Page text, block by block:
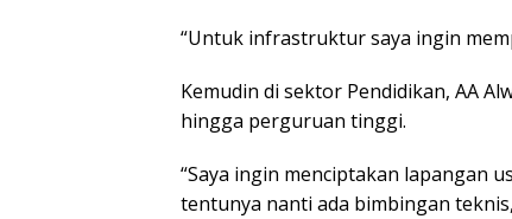
“Untuk infrastruktur saya ingin
Kemudin di sektor Pendidikan, AA
hingga perguruan tinggi.
“Saya ingin menciptakan lapangan
tentunya nanti ada bimbingan